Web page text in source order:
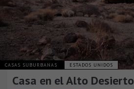
CASAS SUBURBANAS ESTADOS UNIDOS
Casa en el Alto Desierto